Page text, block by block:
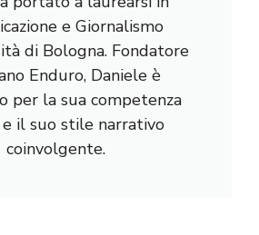
e Giornalismo
di Bologna. Fondatore
Enduro, Daniele è
per la sua competenza
e il suo stile narrativo
coinvolgente.